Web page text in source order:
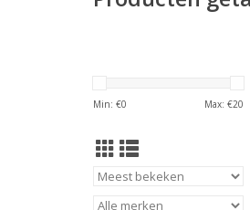
Min: €0 Max: €20